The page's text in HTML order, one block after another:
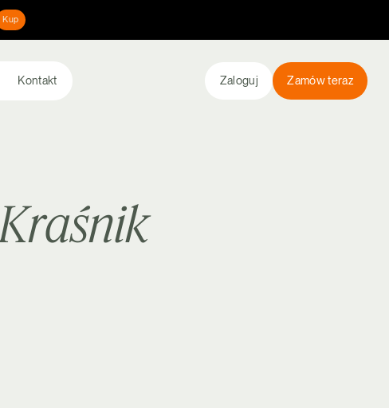
Kup
Kontakt Zaloguj Zamów teraz
Kraśnik